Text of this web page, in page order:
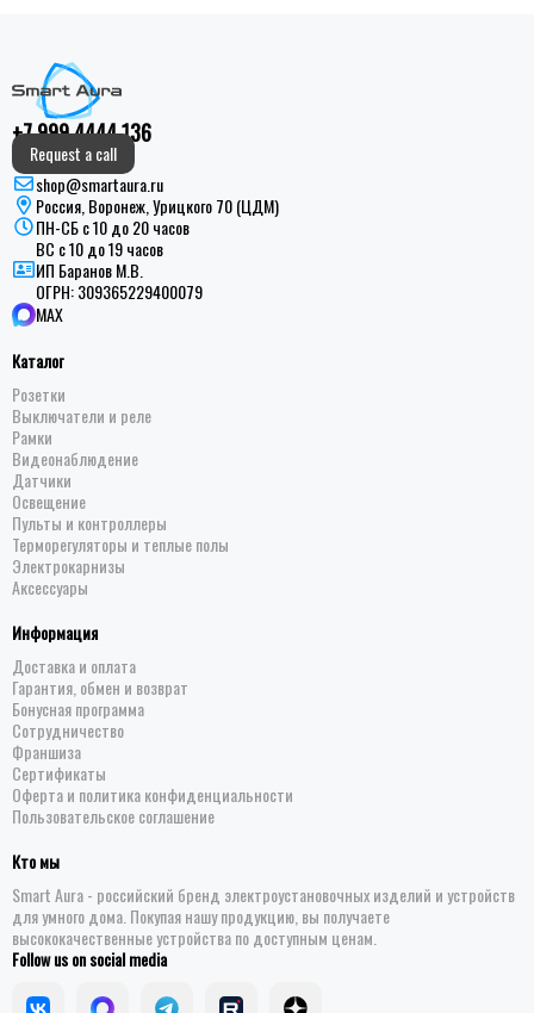
+7 999 4444 136
Request a call
shop@smartaura.ru
Россия, Воронеж, Урицкого 70 (ЦДМ)
ПН-СБ с 10 до 20 часов
ВС с 10 до 19 часов
ИП Баранов М.В.
ОГРН:309365229400079
MAX
Каталог
Розетки
Выключатели и реле
Рамки
Видеонаблюдение
Датчики
Освещение
Пульты и контроллеры
Терморегуляторы и теплые полы
Электрокарнизы
Аксессуары
Информация
Доставка и оплата
Гарантия, обмен и возврат
Бонусная программа
Сотрудничество
Франшиза
Сертификаты
Оферта и политика конфиденциальности
Пользовательское соглашение
Кто мы
Smart Aura - российский бренд электроустановочных изделий и устройств
для умного дома. Покупая нашу продукцию, вы получаете
высококачественные устройства по доступным ценам.
Follow us on social media